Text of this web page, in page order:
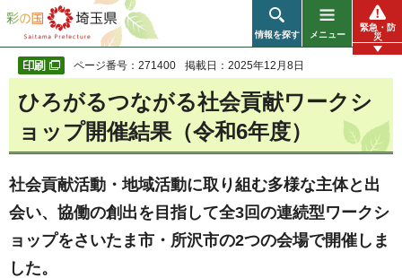
彩の国 埼玉県
情報を探す メニュー
緊急・防
災
ページ番号：271400 掲載日：2025年12月8日
ひろがるつながる社会貢献ワークシ
ョップ開催結果（令和6年度）
社会貢献活動・地域活動に取り組む多様な主体と出
会い、協働の創出を目指して全3回の連続型ワークシ
ョップをさいたま市・所沢市の2つの会場で開催しま
した。